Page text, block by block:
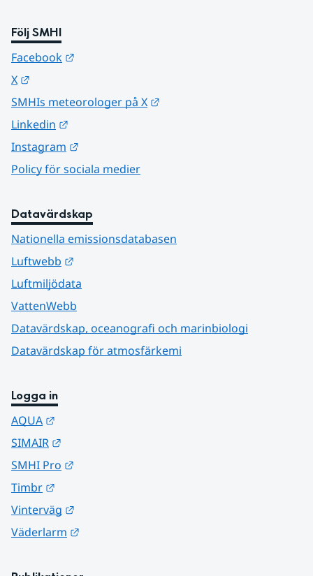
Följ SMHI
Facebook
X
SMHIs meteorologer på X
Linkedin
Instagram
Policy för sociala medier
Datavärdskap
Nationella emissionsdatabasen
Luftwebb
Luftmiljödata
VattenWebb
Datavärdskap, oceanografi och marinbiologi
Datavärdskap för atmosfärkemi
Logga in
AQUA
SIMAIR
SMHI Pro
Timbr
Vinterväg
Väderlarm